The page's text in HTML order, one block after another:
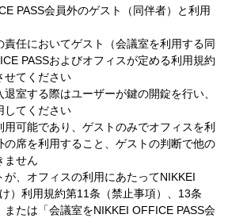
PASS会員外のゲスト（同伴者）と利用
責任においてゲスト（会議室を利用する同
PASSおよびオフィスが定める利用規約
せてください
退室する際はユーザーが鍵の開錠を行い、
してください
用可能であり、ゲストのみでオフィスを利
の席を利用すること、ゲストの判断で他の
ません
が、オフィスの利用にあたってNIKKEI
）利用規約第11条（禁止事項）、13条
または「会議室をNIKKEI OFFICE PASS会